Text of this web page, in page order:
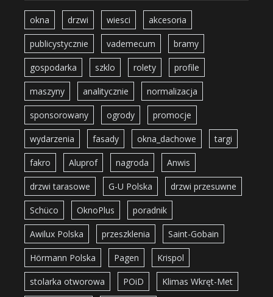
okna drzwi wiesci akcesoria
publicystycznie vademecum bramy
gospodarka szklo rolety profile
maszyny analitycznie normalizacja
sponsorowany ogrody promocje
wydarzenia fasady okna_dachowe targi
fakro Aluprof nagroda Anwis
drzwi tarasowe G-U Polska drzwi przesuwne
Schüco OknoPlus poradnik
Awilux Polska przeszklenia Saint-Gobain
Hörmann Polska Pagen Krispol
stolarka otworowa POiD Klimas Wkręt-Met